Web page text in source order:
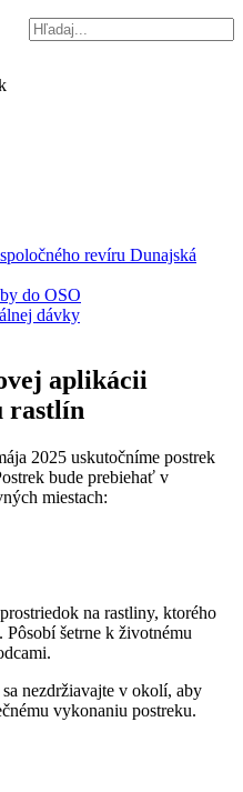
revíru Dunajská
do OSO
dávky
aplikácii
rastlín
2025 uskutočníme postrek
bude prebiehať v
miestach:
na rastliny, ktorého
šetrne k životnému
nezdržiavajte v okolí, aby
vykonaniu postreku.